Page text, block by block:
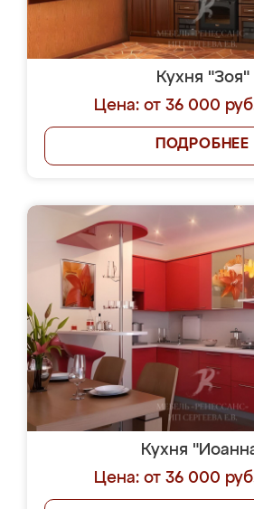
Кухня "Зоя"
Цена: от 36 000
ПОДРОБНЕЕ
Кухня
Цена: от 36 000